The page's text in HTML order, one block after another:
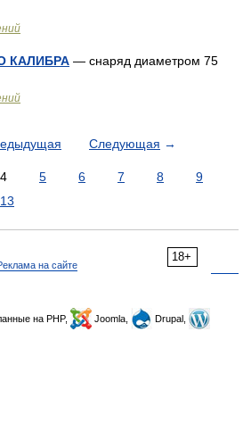
КАЛИБРА — снаряд диаметром 75
Следующая →
4 5 6 7 8
9
13
18+
на сайте
на PHP, Joomla,
Drupal,